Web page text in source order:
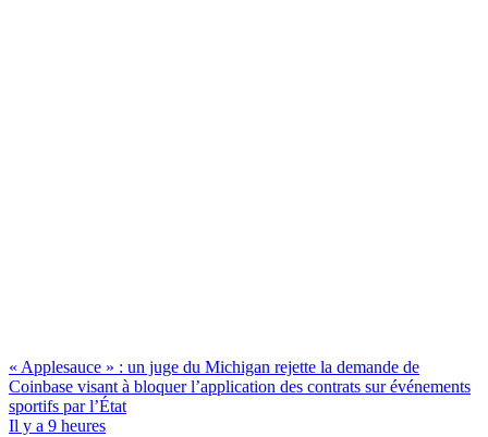
« Applesauce » : un juge du Michigan rejette la demande de
Coinbase visant à bloquer l’application des contrats sur événements
sportifs par l’État
Il y a 9 heures